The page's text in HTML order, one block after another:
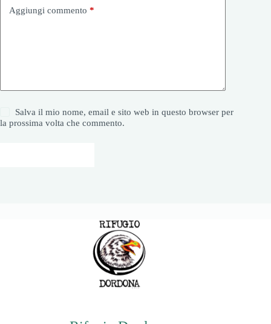
Aggiungi commento *
Salva il mio nome, email e sito web in questo browser per
la prossima volta che commento.